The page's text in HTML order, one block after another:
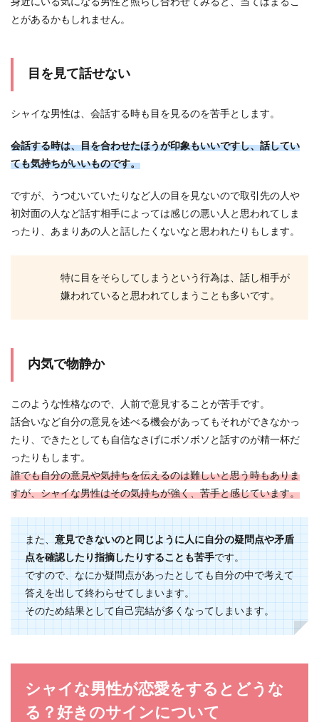
出来ること
好き同士で付き合うことが出来ても、すべてのカ
ップルが上手くいくわけではありません。 中には
彼氏と音信不通になる理由と別れを意
すよね。しつこいかも？と思っても何度も連絡を
バツイチで子持ちの男性を好きになったら、普通
のシングルの男性よりも恋愛に進んでも良いもの
女性が考えるべきこと
普段は仕事に忙しいキャリアウーマンでも、マイ
ペースに仕事をこなし趣味を充実させている方で
も、独身で一...
を卒業するためのステップ
彼氏がいないことで寂しさを感じることもあると
思います。特に一人暮らしの場合には、自宅に帰
身近にいる気になる男性と照らし合わせてみると、当てはまるこ
とがあるかもしれません。
目を見て話せない
シャイな男性は、会話する時も目を見るのを苦手とします。
会話する時は、目を合わせたほうが印象もいいですし、話してい
ても気持ちがいいものです。
ですが、うつむいていたりなど人の目を見ないので取引先の人や
初対面の人など話す相手によっては感じの悪い人と思われてしま
ったり、あまりあの人と話したくないなと思われたりもします。
特に目をそらしてしまうという行為は、話し相手が
嫌われていると思われてしまうことも多いです。
内気で物静か
このような性格なので、人前で意見することが苦手です。
話合いなど自分の意見を述べる機会があってもそれができなかっ
たり、できたとしても自信なさげにボソボソと話すのが精一杯だ
ったりもします。
誰でも自分の意見や気持ちを伝えるのは難しいと思う時もありま
すが、シャイな男性はその気持ちが強く、苦手と感じています。
また、意見できないのと同じように人に自分の疑問点や矛盾
点を確認したり指摘したりすることも苦手です。
ですので、なにか疑問点があったとしても自分の中で考えて
答えを出して終わらせてしまいます。
そのため結果として自己完結が多くなってしまいます。
シャイな男性が恋愛をするとどうな
る？好きのサインについて